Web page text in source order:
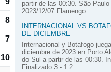
8
7
10
partir de las 00:30. São
2023/12/07 Flamengo ...
INTERNACIONAL VS
DE DICIEMBRE
Internacional y Botafogo
diciembre de 2023 en Porto
do Sul a partir de las 00:30.
Finalizado 3 - 1 2...